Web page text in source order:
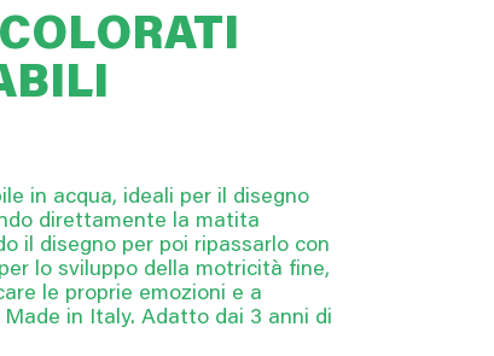
in acqua, ideali per il disegno
direttamente la matita
il disegno per poi ripassarlo con
lo sviluppo della motricità fine,
le proprie emozioni e a
in Italy. Adatto dai 3 anni di